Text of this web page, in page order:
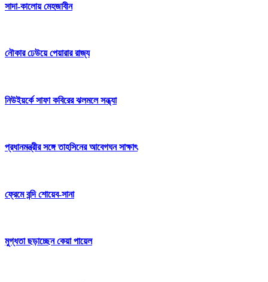
সাদা-কালোয় মেহজাবীন
নৌকার ঢেউয়ে পেয়ারার রাজ্য
নিউইয়র্কে সাফা কবিরের ঝলমলে সন্ধ্যা
প্রধানমন্ত্রীর সঙ্গে তাহসিনের আবেগঘন সাক্ষাৎ
ফ্রেমে বন্দি শোয়েব-সানা
মুগ্ধতা ছড়াচ্ছেন কেয়া পায়েল